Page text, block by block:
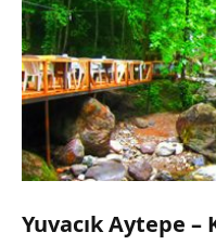
Yuvacık Aytepe –